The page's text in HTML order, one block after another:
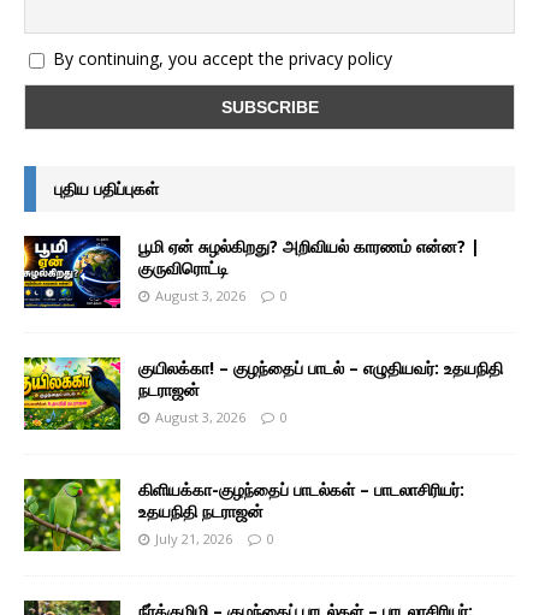
By continuing, you accept the privacy policy
புதிய பதிப்புகள்
பூமி ஏன் சுழல்கிறது? அறிவியல் காரணம் என்ன? |
குருவிரொட்டி
August 3, 2026 0
குயிலக்கா! – குழந்தைப் பாடல் – எழுதியவர்: உதயநிதி
நடராஜன்
August 3, 2026 0
கிளியக்கா-குழந்தைப் பாடல்கள் – பாடலாசிரியர்:
உதயநிதி நடராஜன்
July 21, 2026 0